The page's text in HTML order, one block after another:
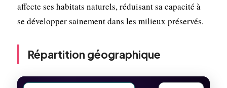
affecte ses habitats naturels, réduisant sa capacité à
se développer sainement dans les milieux préservés.
Répartition géographique